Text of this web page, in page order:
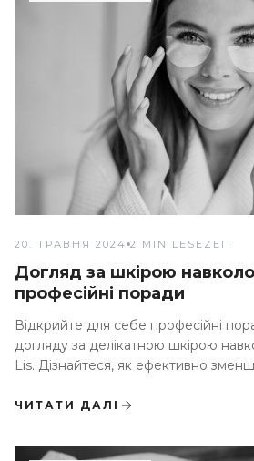
20. ТРАВНЯ 2024 2 MIN LESEZEIT
Догляд за шкірою
професійні поради
Відкрийте для себе професійні
догляду за делікатною шкірою
Lis. Дізнайтеся, як ефективно
ЧИТАТИ ДАЛІ